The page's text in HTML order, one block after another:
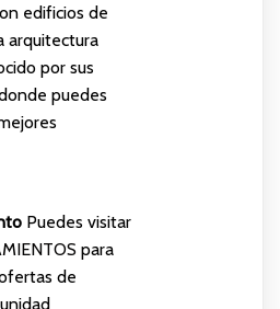
edificios de
arquitectura
por sus
puedes
Puedes visitar
para
de